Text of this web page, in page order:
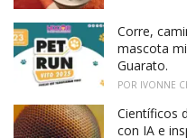
Corre,
mascota
Guarato.
POR IVONNE
Científicos
con IA e